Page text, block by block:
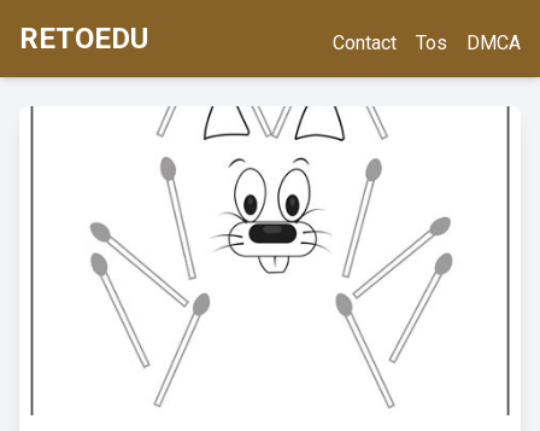
RETOEDU Contact Tos DMCA